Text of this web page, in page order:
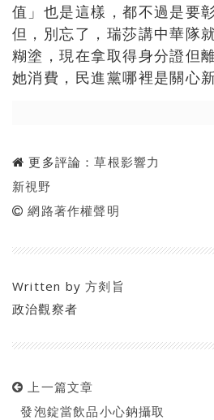
值」也是這樣，都不過是要
但，別忘了，瑞莎講中華隊
糊塗，現在拿取得身分證但
她消費，民進黨哪裡是關心
更多評論：草根影響力
新視野
網路著作權聲明
Written by方剡旨
政治觀察者
上一篇文章
發泡錠當飲品小心鈉攝取